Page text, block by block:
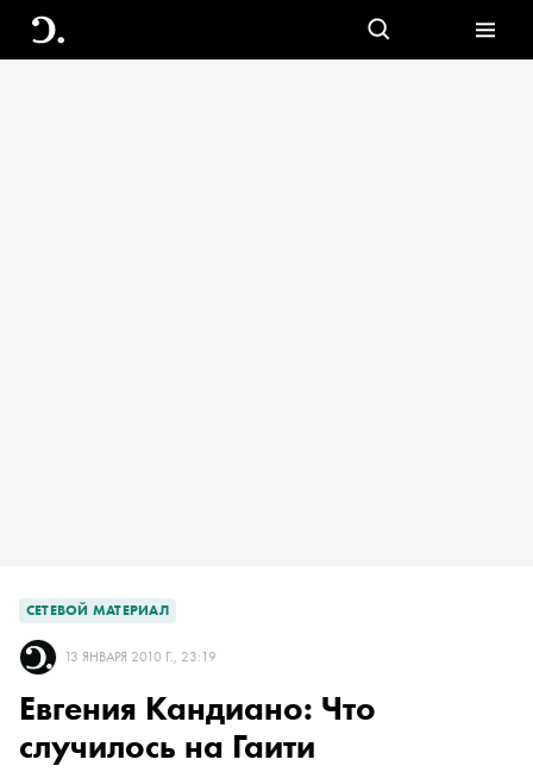
СЕТЕВОЙ МАТЕРИАЛ
13 ЯНВАРЯ 2010 Г., 23:19
Евгения Кандиано: Что
случилось на Гаити